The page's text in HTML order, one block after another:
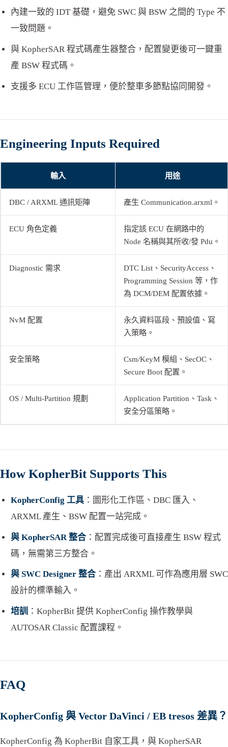
內建一致的 IDT 基礎，避免 SWC 與 BSW 之間的 Type 不
一致問題。
與 KopherSAR 程式碼產生器整合，配置變更後可一鍵重
產 BSW 程式碼。
支援多 ECU 工作區管理，便於整車多節點協同開發。
Engineering Inputs Required
輸入 用途
DBC / ARXML 通訊矩陣 產生 Communication.arxml。
ECU 角色定義
指定該 ECU 在網路中的
Node 名稱與其所收/發 Pdu。
Diagnostic 需求
DTC List、SecurityAccess、
Programming Session 等，作
為 DCM/DEM 配置依據。
NvM 配置
永久資料區段、預設值、寫
入策略。
安全策略
Csm/KeyM 模組、SecOC、
Secure Boot 配置。
OS / Multi-Partition 規劃
Application Partition、Task、
安全分區策略。
How KopherBit Supports This
KopherConfig 工具：圖形化工作區、DBC 匯入、
ARXML 產生、BSW 配置一站完成。
與 KopherSAR 整合：配置完成後可直接產生 BSW 程式
碼，無需第三方整合。
與 SWC Designer 整合：產出 ARXML 可作為應用層 SWC
設計的標準輸入。
培訓
：KopherBit 提供 KopherConfig 操作教學與
AUTOSAR Classic 配置課程。
FAQ
KopherConfig 與 Vector DaVinci / EB tresos 差異？
KopherConfig 為 KopherBit 自家工具，與 KopherSAR